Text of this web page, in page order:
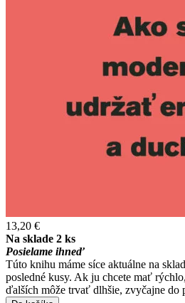
13,20 €
Na sklade 2 ks
Posielame ihneď
Túto knihu máme síce aktuálne na
posledné kusy. Ak ju chcete mať
ďalších môže trvať dlhšie, zvyčajne do